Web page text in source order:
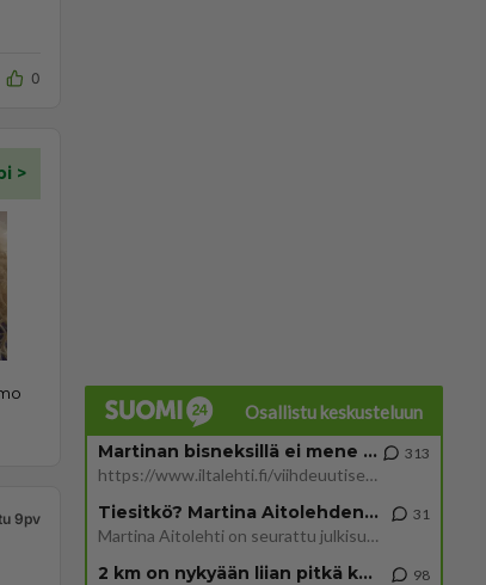
0
9pv
Osallistu keskusteluun
Martinan bisneksillä ei mene hyvin
https://www.iltalehti.fi/viihdeuutiset/a/c46da6ab-340f-4790-aaa7-0865eed2336 Yrityksen konkurssihakemus on tullut kärä
313
Tiesitkö? Martina Aitolehden isäpuoli on tämä suosittu laulaja
Martina Aitolehti on seurattu julkisuuden henkilö. Lähipiiriin mahtuu muitakin tunnettuja henkilöitä. Tiesitkö, että Ma
31
2 km on nykyään liian pitkä koulumatka 98